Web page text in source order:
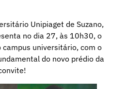
Unipiaget de Suzano,
no dia 27, às 10h30, o
campus universitário, com o
do novo prédio da